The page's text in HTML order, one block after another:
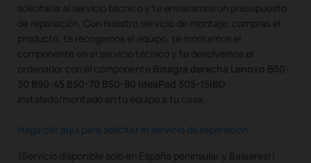
solicitarla al servicio técnico y te enviaremos un presupuesto
de reparación. Con nuestro servicio de montaje, compras el
producto, te recogemos el equipo, te montamos el
componente en el servicio técnico y te devolvemos el
ordenador con el componente Bisagra derecha Lenovo B50-
30 B50-45 B50-70 B50-80 IdeaPad 305-15IBD
instalado/montado en tu equipo a tu casa.
Haga clic aquí para solicitar el servicio de reparación
(Servicio disponible solo en España peninsular y Baleares!)